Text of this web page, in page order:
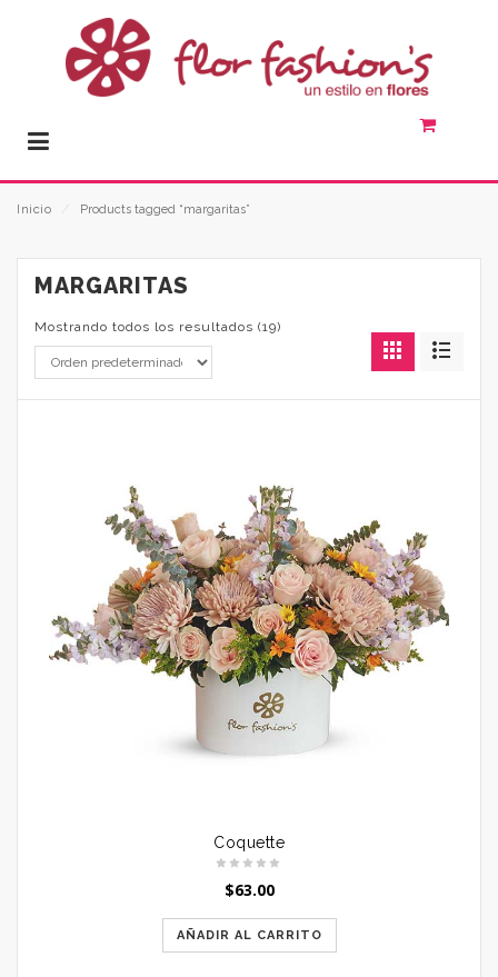
Inicio Products tagged “margaritas”
MARGARITAS
Mostrando todos los resultados (19)
Coquette
$63.00
AÑADIR AL CARRITO